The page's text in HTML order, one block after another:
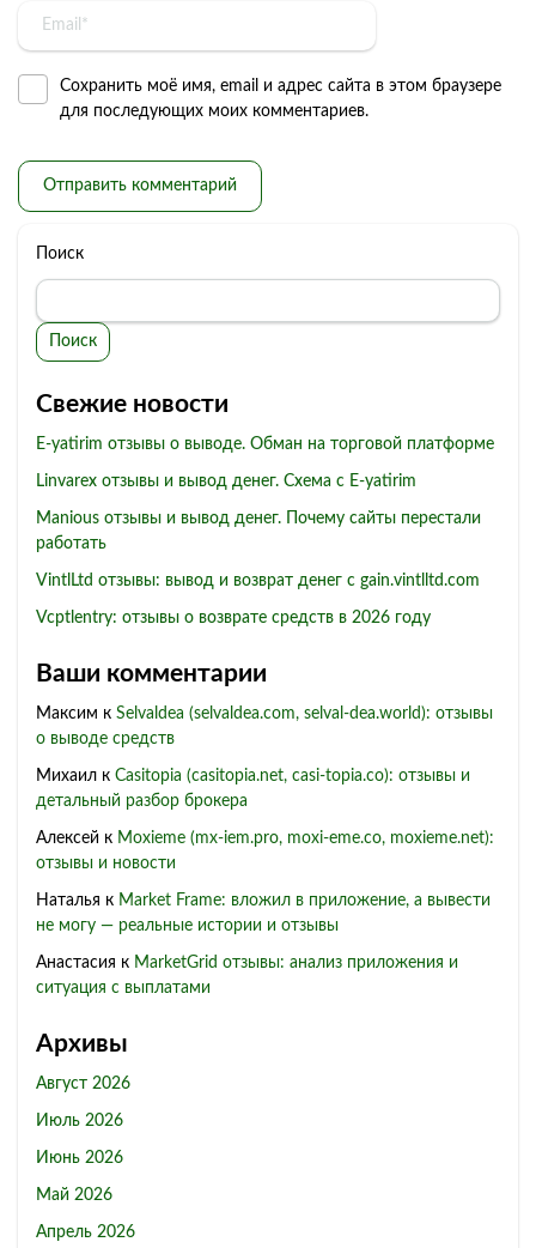
Сохранить моё имя, email и адрес сайта в этом браузере
для последующих моих комментариев.
Поиск
Поиск
Свежие новости
E-yatirim отзывы о выводе. Обман на торговой платформе
Linvarex отзывы и вывод денег. Схема с E-yatirim
Manious отзывы и вывод денег. Почему сайты перестали
работать
VintlLtd отзывы: вывод и возврат денег с gain.vintlltd.com
Vcptlentry: отзывы о возврате средств в 2026 году
Ваши комментарии
Максим к Selvaldea (selvaldea.com, selval-dea.world): отзывы
о выводе средств
Михаил к Casitopia (casitopia.net, casi-topia.co): отзывы и
детальный разбор брокера
Алексей к Moxieme (mx-iem.pro, moxi-eme.co, moxieme.net):
отзывы и новости
Наталья к Market Frame: вложил в приложение, а вывести
не могу — реальные истории и отзывы
Анастасия к MarketGrid отзывы: анализ приложения и
ситуация с выплатами
Архивы
Август 2026
Июль 2026
Июнь 2026
Май 2026
Апрель 2026